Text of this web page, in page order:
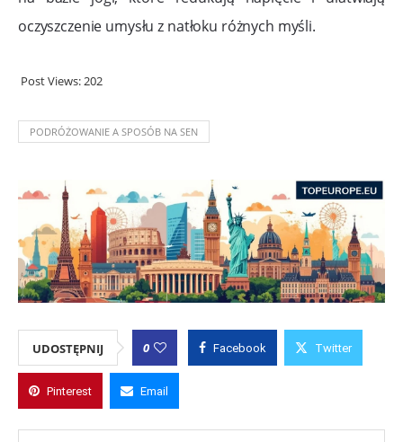
oczyszczenie umysłu z natłoku różnych myśli.
Post Views: 202
PODRÓŻOWANIE A SPOSÓB NA SEN
UDOSTĘPNIJ 0 Facebook Twitter
Pinterest Email